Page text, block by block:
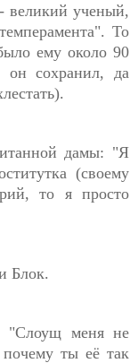
великий ученый,
То
ему около 90
он сохранил, да
дамы: "Я
(своему
то я просто
Блок.
"Слоущ меня не
ты её так